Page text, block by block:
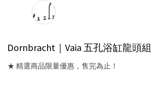
Dornbracht｜Vaia 五孔浴缸龍頭組
★ 精選商品限量優惠，售完為止！